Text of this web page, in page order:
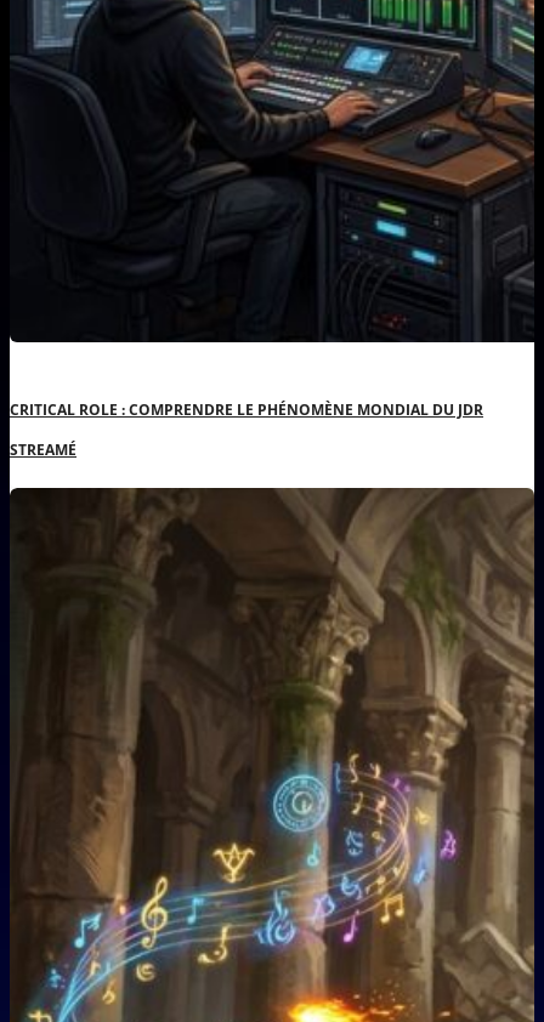
CRITICAL ROLE : COMPRENDRE LE PHÉNOMÈNE MONDIAL DU JDR
STREAMÉ